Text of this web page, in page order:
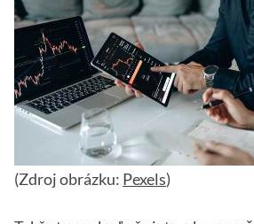
(Zdroj obrázku: Pexels)